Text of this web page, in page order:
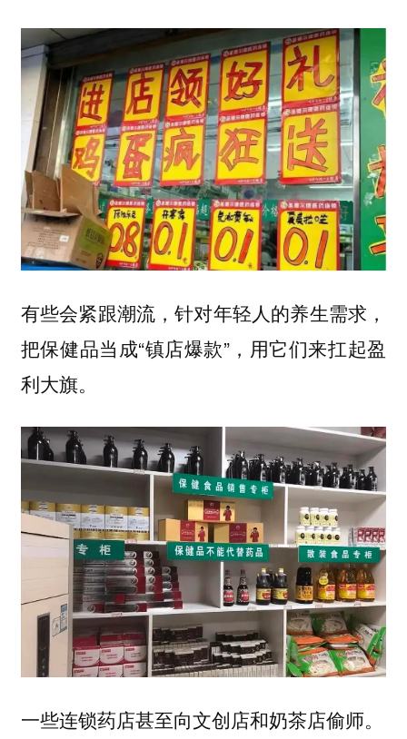
有些会紧跟潮流，针对年轻人的养生需求，
把保健品当成“镇店爆款”，用它们来扛起盈
利大旗。
一些连锁药店甚至向文创店和奶茶店偷师。